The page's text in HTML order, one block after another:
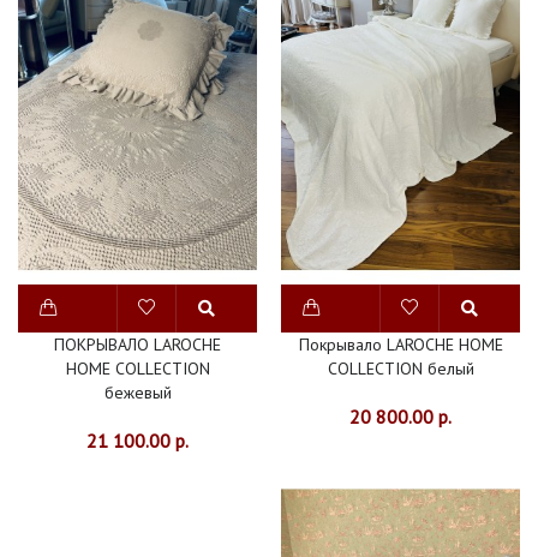
ПОКРЫВАЛО LAROCHE
HOME COLLECTION
бежевый
21 100.00 р.
Покрывало LAROCHE HOME
COLLECTION белый
20 800.00 р.